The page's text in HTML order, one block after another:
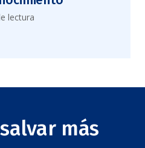
lectura
más